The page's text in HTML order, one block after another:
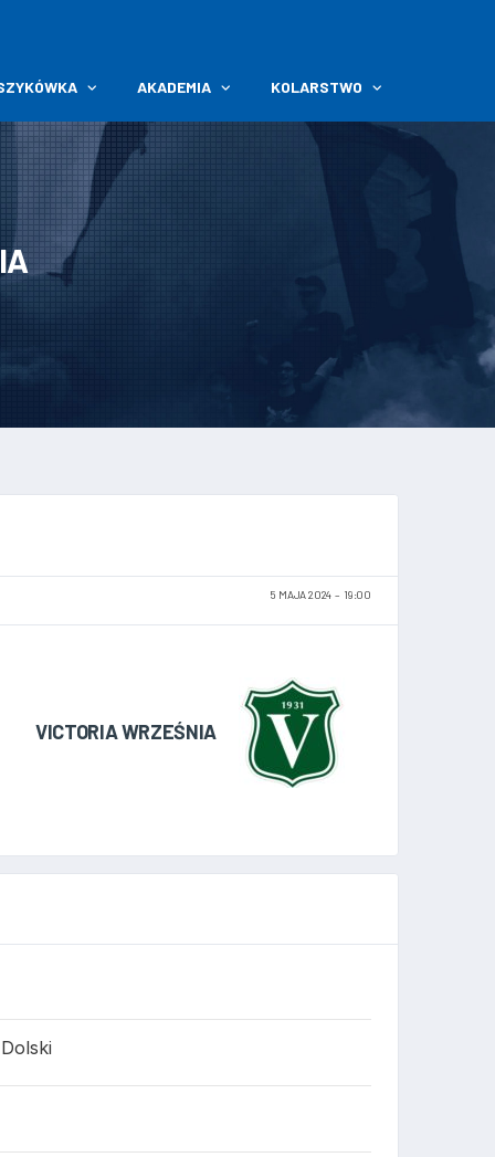
AKADEMIA KOLARSTWO
5 MAJA 2024
19:00
VICTORIA WRZEŚNIA